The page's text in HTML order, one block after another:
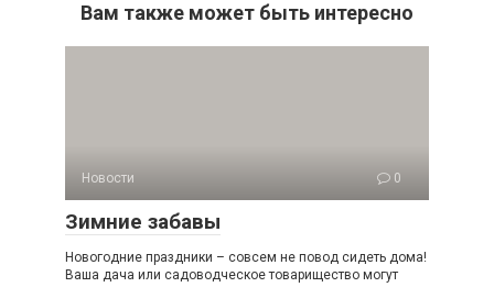
Вам также может быть интересно
Новости 0
Зимние забавы
Новогодние праздники – совсем не повод сидеть дома!
Ваша дача или садоводческое товарищество могут